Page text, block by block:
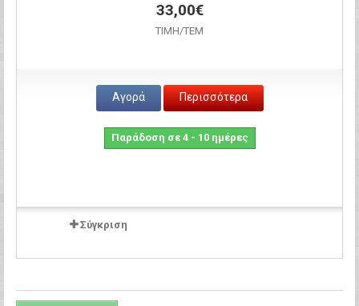
33,00€
ΤΙΜH/ΤΕΜ
Αγορά Περισσότερα
Παράδοση σε 4 - 10 ημέρες
Σύγκριση